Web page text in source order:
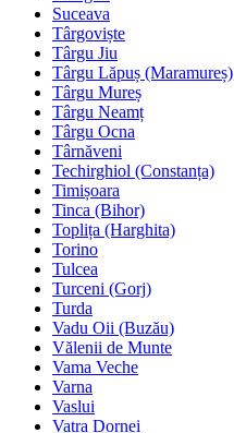
Suceava
Târgoviște
Târgu Jiu
Târgu Lăpuș (Maramureș)
Târgu Mureș
Târgu Neamț
Târgu Ocna
Târnăveni
Techirghiol (Constanța)
Timișoara
Tinca (Bihor)
Toplița (Harghita)
Torino
Tulcea
Turceni (Gorj)
Turda
Vadu Oii (Buzău)
Vălenii de Munte
Vama Veche
Varna
Vaslui
Vatra Dornei